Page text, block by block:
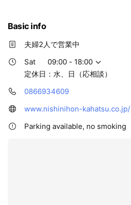
Basic info
夫婦2人で営業中
Sat
09:00 - 18:00
定休日：水、日（応相談）
0866934609
www.nishinihon-kahatsu.co.jp/
Parking available, no smoking